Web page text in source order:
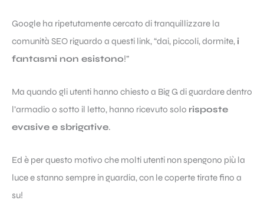
Google ha ripetutamente cercato di tranquillizzare la
comunità SEO riguardo a questi link, “dai, piccoli, dormite, i
fantasmi non esistono!”
Ma quando gli utenti hanno chiesto a Big G di guardare dentro
l’armadio o sotto il letto, hanno ricevuto solo risposte
evasive e sbrigative.
Ed è per questo motivo che molti utenti non spengono più la
luce e stanno sempre in guardia, con le coperte tirate fino a
su!